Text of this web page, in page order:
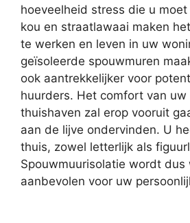
hoeveelheid stress die u
kou en straatlawaai maken
te werken en leven in uw
geïsoleerde spouwmuren
ook aantrekkelijker voor
huurders. Het comfort van uw
thuishaven zal erop vooruit
aan de lijve ondervinden. U
thuis, zowel letterlijk als
Spouwmuurisolatie wordt dus
aanbevolen voor uw